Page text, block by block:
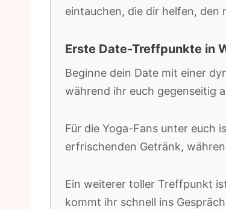
eintauchen, die dir helfen,
Erste Date-Treffpunkte in
Beginne dein Date mit einer
während ihr euch gegenseitig
Für die Yoga-Fans unter euch
erfrischenden Getränk,
Ein weiterer toller Treffpunkt
kommt ihr schnell ins